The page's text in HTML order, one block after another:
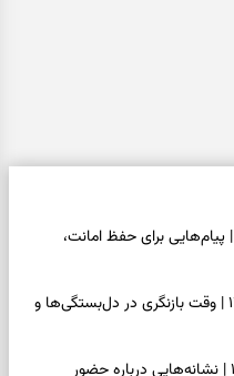
فال انبیا امروز پنجشنبه ۱۵ مرداد ۱۴۰۵ | پیام‌هایی برای حفظ امانت،
فال حافظ امروز پنج‌شنبه ۱۵ مرداد ۱۴۰۵ | وقت بازنگری در دل‌بستگی‌ها و
فال اسم امروز چهارشنبه ۱۴ مرداد ۱۴۰۵ | نشانه‌هایی درباره حضور